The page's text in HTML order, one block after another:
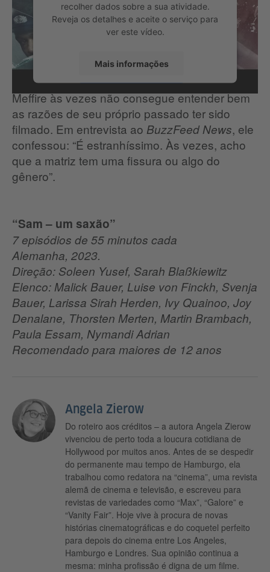
recolher dados sobre a sua atividade.
Reveja os detalhes e aceite o serviço para
ver este vídeo.
Mais informações
Aceitar
A propósito: Bauer recebeu apoio do próprio
Samuel Meffire na preparação para o papel.
Meffire às vezes não consegue entender bem
as razões de seu próprio passado ter sido
filmado. Em entrevista ao BuzzFeed News, ele
confessou: “É estranhíssimo. Às vezes, acho
que a matriz tem uma fissura ou algo do
gênero”.
“Sam – um saxão”
7 episódios de 55 minutos cada
Alemanha, 2023.
Direção: Soleen Yusef, Sarah Blaßkiewitz
Elenco: Malick Bauer, Luise von Finckh, Svenja
Bauer, Larissa Sirah Herden, Ivy Quainoo, Joy
Denalane, Thorsten Merten, Martin Brambach,
Paula Essam, Nymandi Adrian
Recomendado para maiores de 12 anos
Angela Zierow
Do roteiro aos créditos – a autora Angela Zierow
vivenciou de perto toda a loucura cotidiana de
Hollywood por muitos anos. Antes de se despedir
do permanente mau tempo de Hamburgo, ela
trabalhou como redatora na “cinema”, uma revista
alemã de cinema e televisão, e escreveu para
revistas de variedades como “Max”, “Galore” e
“Vanity Fair”. Hoje vive à procura de novas
histórias cinematográficas e do coquetel perfeito
para depois do cinema entre Los Angeles,
Hamburgo e Londres. Sua opinião continua a
mesma: minha profissão é digna de um filme.